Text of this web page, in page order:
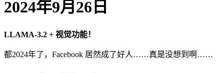
2024年9月26日
LLAMA-3.2 + 视觉功能！
都2024年了，Facebook 居然成了好人……真是没想到啊……